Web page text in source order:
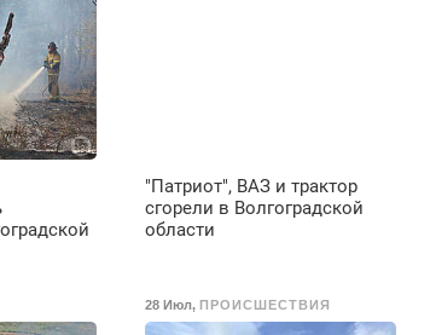
любой.
проживание. З/п
денежная
Возможно
обучение,
документов,
безопасности с
125000 руб.
"Патриот", ВАЗ и трактор
сгорели в Волгоградской
области
28 Июл, ПРОИСШЕСТВИЯ